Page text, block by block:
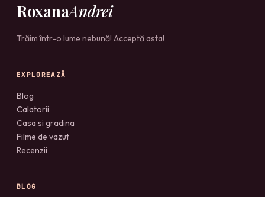
RoxanaAndrei
Trăim într-o lume nebună! Acceptă asta!
EXPLOREAZĂ
Blog
Calatorii
Casa si gradina
Filme de vazut
Recenzii
BLOG